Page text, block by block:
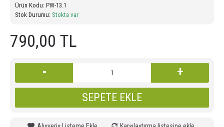
Ürün Kodu: PW-13.1
Stok Durumu: Stokta var
790,00 TL
- +
SEPETE EKLE